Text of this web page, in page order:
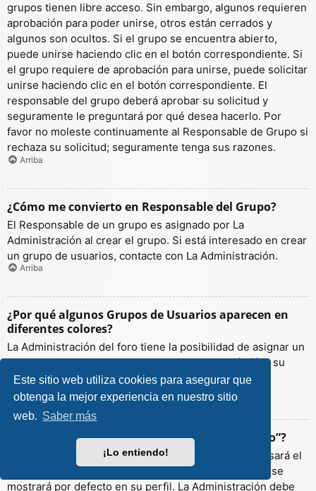
Este sitio web utiliza cookies para asegurar que
obtenga la mejor experiencia en nuestro sitio
web. Saber más
¡Lo entiendo!
grupos tienen libre acceso. Sin embargo, algunos requieren
aprobación para poder unirse, otros están cerrados y
algunos son ocultos. Si el grupo se encuentra abierto,
puede unirse haciendo clic en el botón correspondiente. Si
el grupo requiere de aprobación para unirse, puede solicitar
unirse haciendo clic en el botón correspondiente. El
responsable del grupo deberá aprobar su solicitud y
seguramente le preguntará por qué desea hacerlo. Por
favor no moleste continuamente al Responsable de Grupo si
rechaza su solicitud; seguramente tenga sus razones.
Arriba
¿Cómo me convierto en Responsable del Grupo?
El Responsable de un grupo es asignado por La
Administración al crear el grupo. Si está interesado en crear
un grupo de usuarios, contacte con La Administración.
Arriba
¿Por qué algunos Grupos de Usuarios aparecen en
diferentes colores?
La Administración del foro tiene la posibilidad de asignar un
color a los usuarios de un grupo para hacer más fácil su
identificación.
Arriba
¿Qué es un “Grupo de Usuarios predeterminado”?
Si es miembro de más de un grupo por defecto, se usará el
“predeterminado” para determinar qué color y rango se
mostrará por defecto en su perfil. La Administración debe